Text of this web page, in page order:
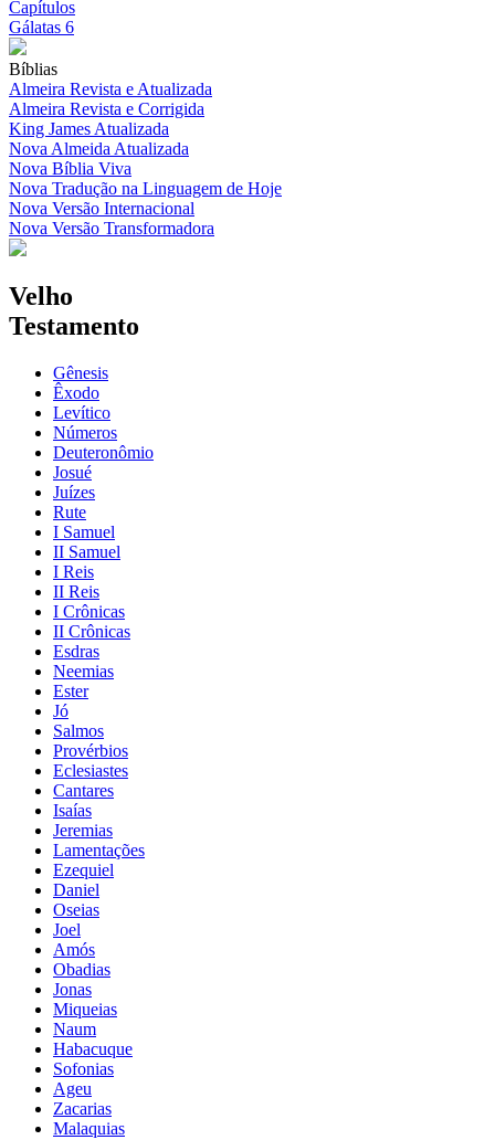
Capítulos
Gálatas 6
Bíblias
Almeira Revista e Atualizada
Almeira Revista e Corrigida
King James Atualizada
Nova Almeida Atualizada
Nova Bíblia Viva
Nova Tradução na Linguagem de Hoje
Nova Versão Internacional
Nova Versão Transformadora
Velho
Testamento
Gênesis
Êxodo
Levítico
Números
Deuteronômio
Josué
Juízes
Rute
I Samuel
II Samuel
I Reis
II Reis
I Crônicas
II Crônicas
Esdras
Neemias
Ester
Jó
Salmos
Provérbios
Eclesiastes
Cantares
Isaías
Jeremias
Lamentações
Ezequiel
Daniel
Oseias
Joel
Amós
Obadias
Jonas
Miqueias
Naum
Habacuque
Sofonias
Ageu
Zacarias
Malaquias